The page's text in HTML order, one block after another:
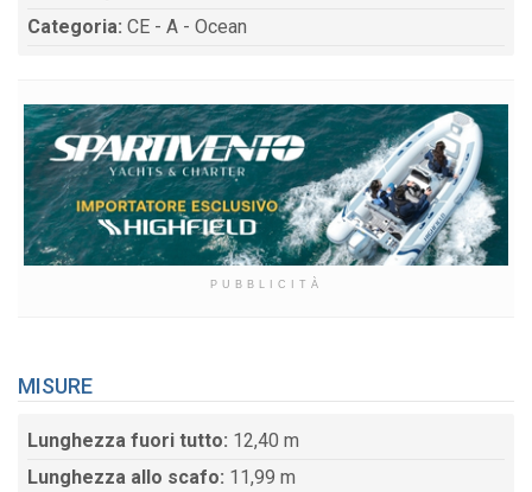
Categoria: CE - A - Ocean
PUBBLICITÀ
MISURE
Lunghezza fuori tutto: 12,40 m
Lunghezza allo scafo: 11,99 m